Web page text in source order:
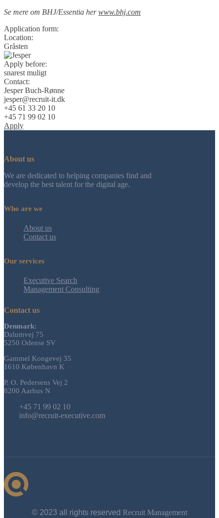
Se mere om BHJ/Essentia herwww.bhj.com
Application form:
Location:
Gråsten
Apply before:
snarest muligt
Contact:
Jesper Buch-Rønne
jesper@recruit-it.dk
+45 61 33 20 10
+45 71 99 02 10
Apply
About us
We are dedicated to helping companies find and
develop the best talent for the digital age.
Who are we
About us
Contact us
Our services
Executive Search
Management Consulting
Contact us
Denmark:
Dalumvej 75
5250 Odense SV
Gammel Kongevej 35
1610 København K
P. O. Pedersens Vej 2
8200 Aarhus N
+45 71 99 02 10
info@recruit-executive.com
© 2023 all rights reserved Recruit Management